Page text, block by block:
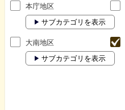
本庁地区
サブカテゴリを表示
大南地区
サブカテゴリを表示